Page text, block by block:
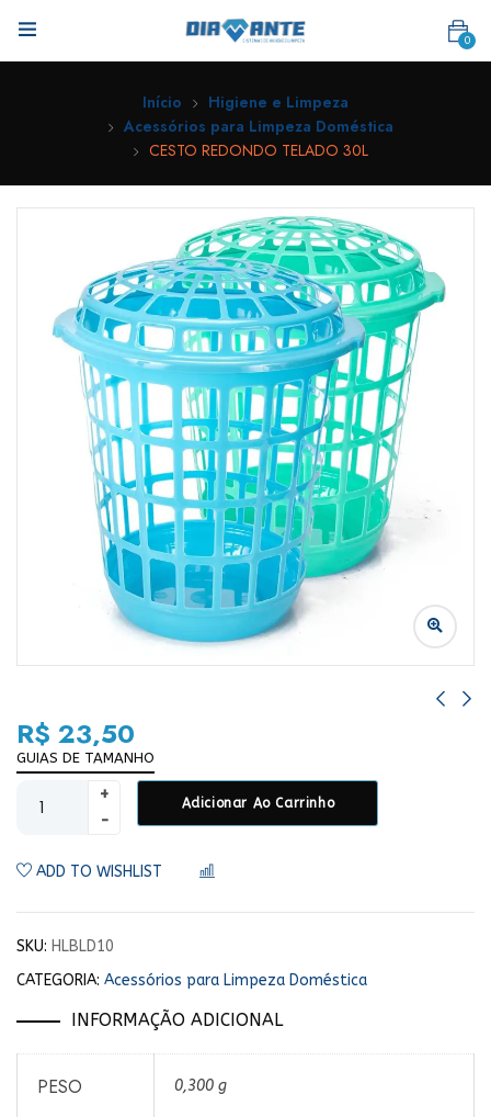
0
Início
Higiene e Limpeza
Acessórios para Limpeza Doméstica
CESTO REDONDO TELADO 30L
R$ 23,50
GUIAS DE TAMANHO
Adicionar Ao Carrinho
ADD TO WISHLIST
SKU: HLBLD10
CATEGORIA: Acessórios para Limpeza Doméstica
INFORMAÇÃO ADICIONAL
PESO 0,300 g